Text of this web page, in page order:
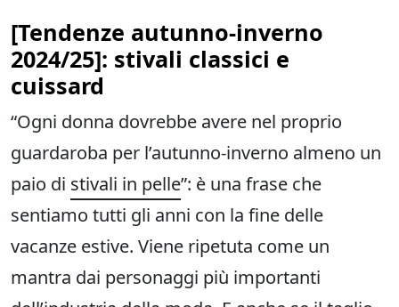
[Tendenze autunno-inverno
2024/25]: stivali classici e
cuissard
“Ogni donna dovrebbe avere nel proprio
guardaroba per l’autunno-inverno almeno un
paio di stivali in pelle”: è una frase che
sentiamo tutti gli anni con la fine delle
vacanze estive. Viene ripetuta come un
mantra dai personaggi più importanti